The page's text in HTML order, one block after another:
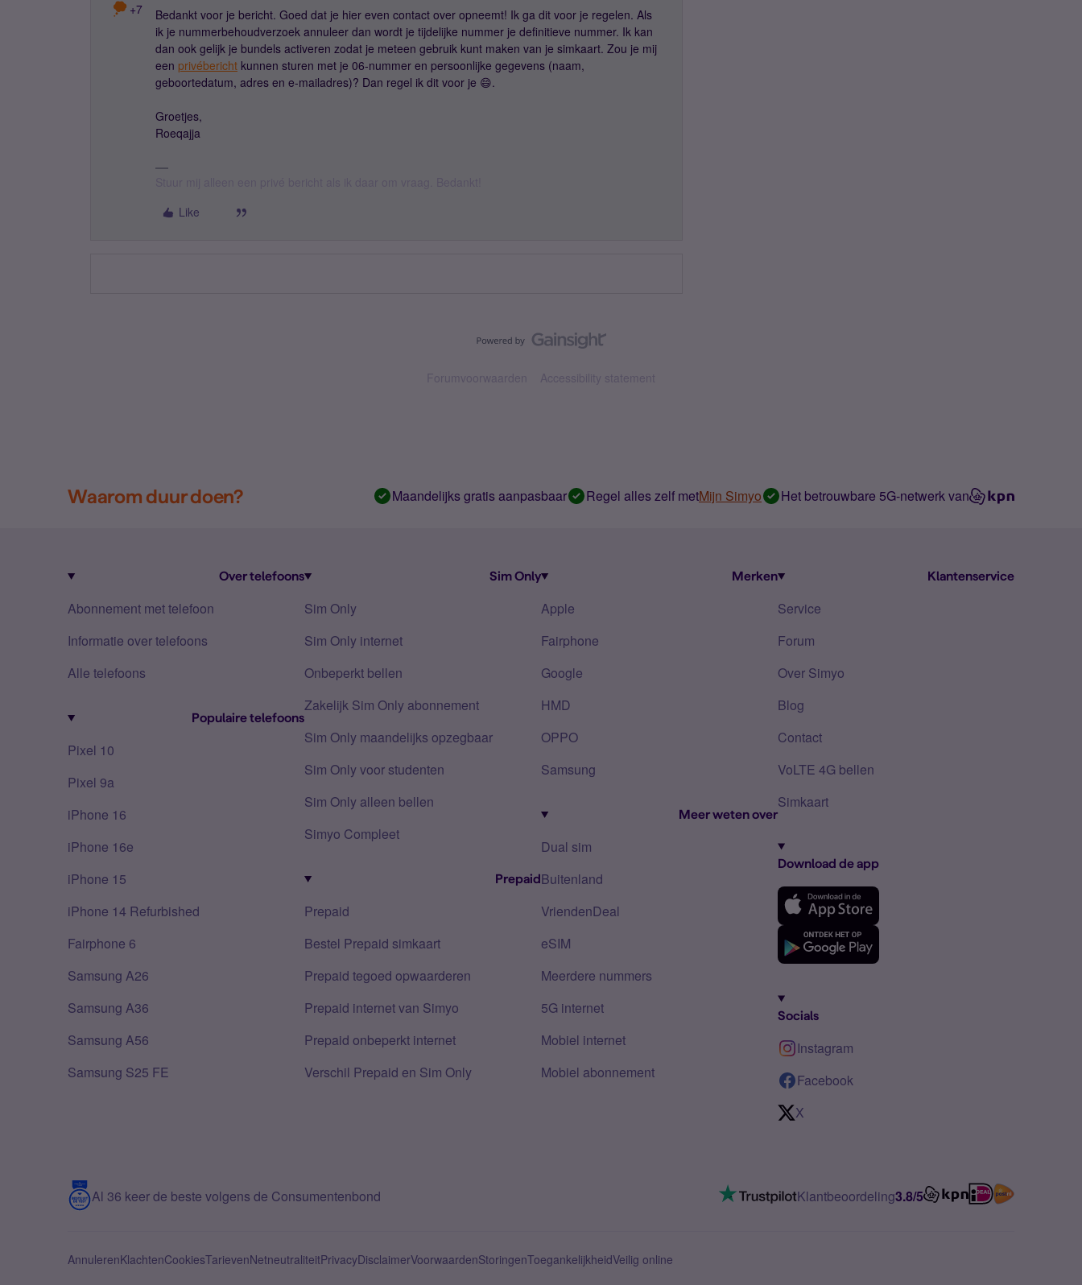
+7
Bedankt voor je bericht. Goed dat je hier even contact over opneemt! Ik ga dit voor je regelen. Als
ik je nummerbehoudverzoek annuleer dan wordt je tijdelijke nummer je definitieve nummer. Ik kan
dan ook gelijk je bundels activeren zodat je meteen gebruik kunt maken van je simkaart. Zou je mij
een privébericht kunnen sturen met je 06-nummer en persoonlijke gegevens (naam,
geboortedatum, adres en e-mailadres)? Dan regel ik dit voor je 😄.
Groetjes,
Roeqajja
Like
Forumvoorwaarden Accessibility statement
Waarom duur doen? Maandelijks gratis aanpasbaar Regel alles zelf metMijn Simyo Het betrouwbare 5G-netwerk van
Over telefoons
Abonnement met telefoon
Informatie over telefoons
Alle telefoons
Populaire telefoons
Pixel 10
Pixel 9a
iPhone 16
iPhone 16e
iPhone 15
iPhone 14 Refurbished
Fairphone 6
Samsung A26
Samsung A36
Samsung A56
Samsung S25 FE
Sim Only
Sim Only
Sim Only internet
Onbeperkt bellen
Zakelijk Sim Only abonnement
Sim Only maandelijks opzegbaar
Sim Only voor studenten
Sim Only alleen bellen
Simyo Compleet
Prepaid
Prepaid
Bestel Prepaid simkaart
Prepaid tegoed opwaarderen
Prepaid internet van Simyo
Prepaid onbeperkt internet
Verschil Prepaid en Sim Only
Merken
Apple
Fairphone
Google
HMD
OPPO
Samsung
Meer weten over
Dual sim
Buitenland
VriendenDeal
eSIM
Meerdere nummers
5G internet
Mobiel internet
Mobiel abonnement
Klantenservice
Service
Forum
Over Simyo
Blog
Contact
VoLTE 4G bellen
Simkaart
Download de app
Socials
Instagram
Facebook
X
Al 36 keer de beste volgens de Consumentenbond Klantbeoordeling3.8/5
AnnulerenKlachtenCookiesTarievenNetneutraliteitPrivacyDisclaimerVoorwaardenStoringenToegankelijkheidVeilig online